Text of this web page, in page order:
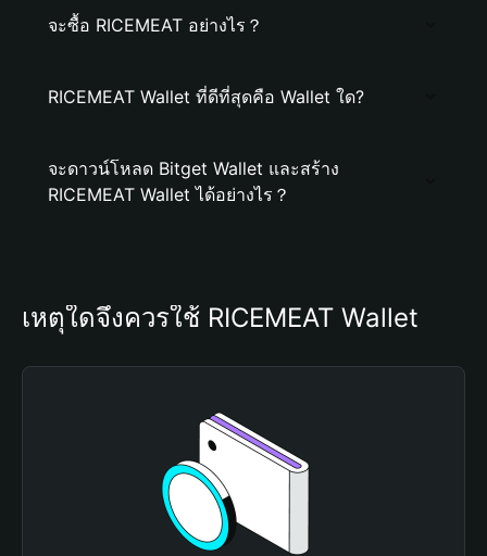
จะซื้อ RICEMEAT อย่างไร？
RICEMEAT Wallet ที่ดีที่สุดคือ Wallet ใด?
จะดาวน์โหลด Bitget Wallet และสร้าง
RICEMEAT Wallet ได้อย่างไร？
เหตุใดจึงควรใช้ RICEMEAT Wallet